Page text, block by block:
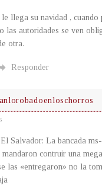
llega su navidad , cuando
las autoridades se ven
otra.
Responder
Salvador: La bancada
mandaron contruir una
las «entregaron» no la